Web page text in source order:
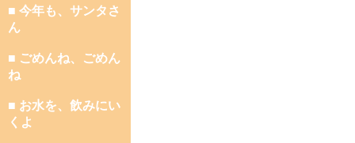
■ 今年も、サンタさ
ん
■ ごめんね、ごめん
ね
■ お水を、飲みにい
くよ